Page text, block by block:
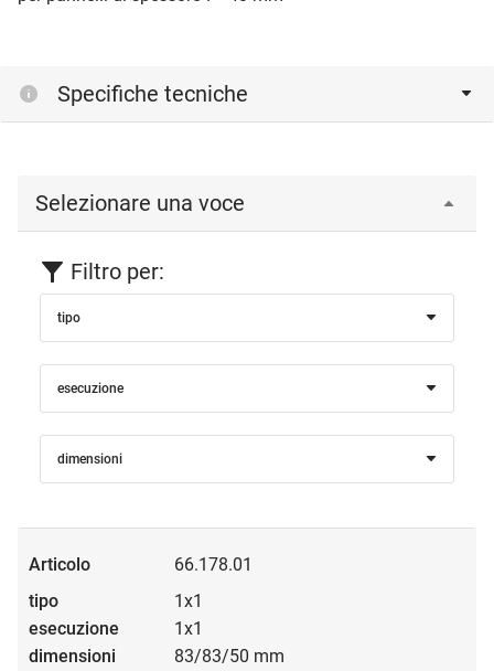
Specifiche tecniche
Selezionare una voce
Filtro per:
tipo
esecuzione
dimensioni
66.178.01
1x1
1x1
83/83/50 mm